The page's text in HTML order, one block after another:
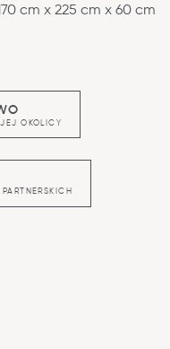
cm x 225 cm x 60 cm
OKOLICY